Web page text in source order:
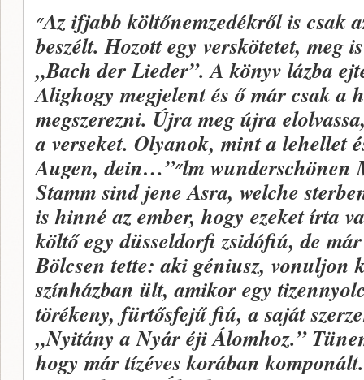
״Az ifjabb költőnemzedékről is csak
beszélt. Hozott egy verskötetet, meg
„Bach der Lieder”. A könyv lázba
Alighogy megjelent és ő már csak a
megszerezni. Újra meg újra
a verseket. Olyanok, mint a lehellet
Augen, dein…”״lm
Stammsind jene Asra, welche
is hinné az ember, hogy ezeket írta
költő egy düsseldorfi zsidófiú, de
Bölcsen tette: aki géniusz,
színházban ült, amikor egy
törékeny, fürtősfejű fiú, a saját
„Nyitány a Nyár éji Álomhoz.”
hogy már tízéves korában